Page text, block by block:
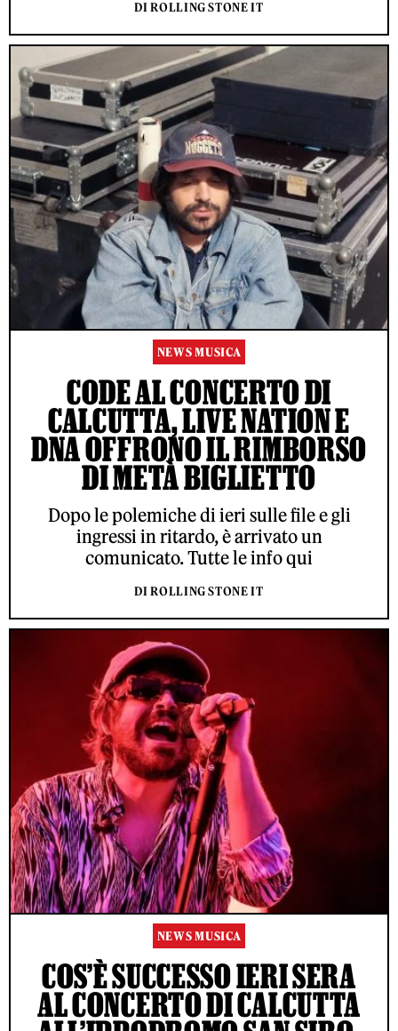
DI ROLLING STONE IT
NEWS MUSICA
CODE AL CONCERTO DI
CALCUTTA, LIVE NATION E
DNA OFFRONO IL RIMBORSO
DI METÀ BIGLIETTO
Dopo le polemiche di ieri sulle file e gli
ingressi in ritardo, è arrivato un
comunicato. Tutte le info qui
DI ROLLING STONE IT
NEWS MUSICA
COS’È SUCCESSO IERI SERA
AL CONCERTO DI CALCUTTA